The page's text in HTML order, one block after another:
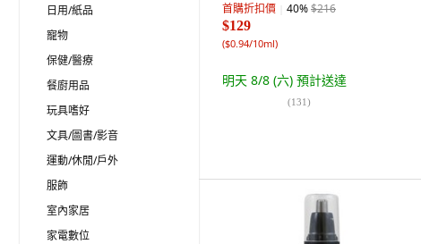
日用/紙品
寵物
保健/醫療
餐廚用品
玩具嗜好
文具/圖書/影音
運動/休閒/戶外
服飾
室內家居
家電數位
首購折扣價 40%$216
$129
($0.94/10ml)
明天 8/8 (六) 預計送達
(131)